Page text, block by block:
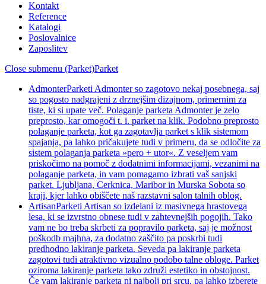
Kontakt
Reference
Katalogi
Poslovalnice
Zaposlitev
Close submenu (Parket)Parket
AdmonterParketi Admonter so zagotovo nekaj posebnega, saj
so pogosto nadgrajeni z drznejšim dizajnom, primernim za
tiste, ki si upate več. Polaganje parketa Admonter je zelo
preprosto, kar omogoči t. i. parket na klik. Podobno preprosto
polaganje parketa, kot ga zagotavlja parket s klik sistemom
spajanja, pa lahko pričakujete tudi v primeru, da se odločite za
sistem polaganja parketa »pero + utor«. Z veseljem vam
priskočimo na pomoč z dodatnimi informacijami, vezanimi na
polaganje parketa, in vam pomagamo izbrati vaš sanjski
parket. Ljubljana, Cerknica, Maribor in Murska Sobota so
kraji, kjer lahko obiščete naš razstavni salon talnih oblog.
ArtisanParketi Artisan so izdelani iz masivnega hrastovega
lesa, ki se izvrstno obnese tudi v zahtevnejših pogojih. Tako
vam ne bo treba skrbeti za popravilo parketa, saj je možnost
poškodb majhna, za dodatno zaščito pa poskrbi tudi
predhodno lakiranje parketa. Seveda pa lakiranje parketa
zagotovi tudi atraktivno vizualno podobo talne obloge. Parket
oziroma lakiranje parketa tako združi estetiko in obstojnost.
Če vam lakiranje parketa ni najbolj pri srcu, pa lahko izberete